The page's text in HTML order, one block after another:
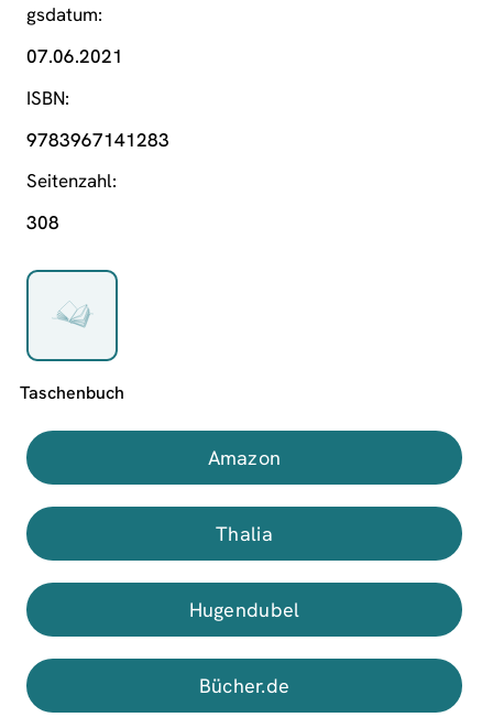
gsdatum
07.06.2021
ISBN
9783967141283
Seitenzahl
308
Amazon
Thalia
Hugendubel
Bücher.de